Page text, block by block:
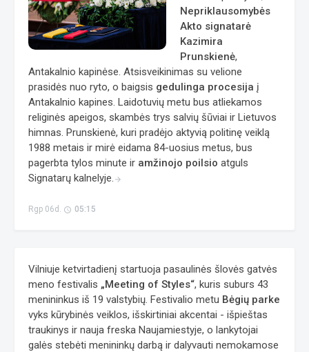
Nepriklausomybės
Akto signatarė
Kazimira
Prunskienė,
Antakalnio kapinėse. Atsisveikinimas su velione
prasidės nuo ryto, o baigsis gedulinga procesija į
Antakalnio kapines. Laidotuvių metu bus atliekamos
religinės apeigos, skambės trys salvių šūviai ir Lietuvos
himnas. Prunskienė, kuri pradėjo aktyvią politinę veiklą
1988 metais ir mirė eidama 84-uosius metus, bus
pagerbta tylos minute ir amžinojo poilsio atguls
Signatarų kalnelyje. arrow_forward
Rgp 06d. access_time 05:15
Vilniuje ketvirtadienį startuoja pasaulinės šlovės gatvės
meno festivalis „Meeting of Styles“, kuris suburs 43
menininkus iš 19 valstybių. Festivalio metu Bėgių parke
vyks kūrybinės veiklos, išskirtiniai akcentai - išpieštas
traukinys ir nauja freska Naujamiestyje, o lankytojai
galės stebėti menininkų darbą ir dalyvauti nemokamose